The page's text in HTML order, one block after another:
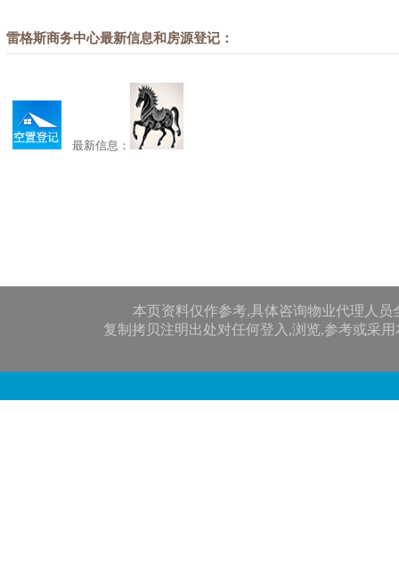
雷格斯商务中心最新信息和房源登记：
最新信息：
本页资料仅作参考,具体咨询物业代理人员
复制拷贝注明出处对任何登入,浏览,参考或采